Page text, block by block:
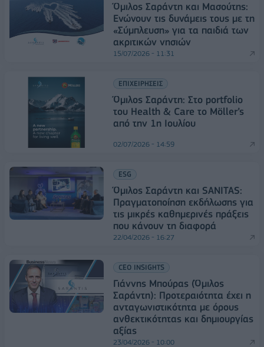
Όμιλος Σαράντη και Μασούτης:
Ενώνουν τις δυνάμεις τους με τη
«Σύμπλευση» για τα παιδιά των
ακριτικών νησιών
15/07/2026 - 11:31
ΕΠΙΧΕΙΡΗΣΕΙΣ
Όμιλος Σαράντη: Στο portfolio
του Health & Care το Möller’s
από την 1η Ιουλίου
02/07/2026 - 14:59
ESG
Όμιλος Σαράντη και SANITAS:
Πραγματοποίηση εκδήλωσης για
τις μικρές καθημερινές πράξεις
που κάνουν τη διαφορά
22/04/2026 - 16:27
CEO INSIGHTS
Γιάννης Μπούρας (Όμιλος
Σαράντη): Προτεραιότητα έχει η
ανταγωνιστικότητα με όρους
ανθεκτικότητας και δημιουργίας
αξίας
23/04/2026 - 10:00